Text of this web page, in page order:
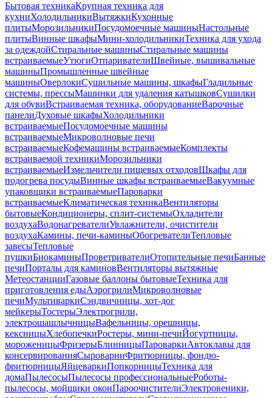
Бытовая техникаКрупная техника для
кухниХолодильникиВытяжкиКухонные
плитыМорозильникиПосудомоечные машиныНастольные
плитыВинные шкафыМини-холодильникиТехника для ухода
за одеждойСтиральные машиныСтиральные машины
встраиваемыеУтюгиОтпаривателиШвейные, вышивальные
машиныПромышленные швейные
машиныОверлокиСушильные машины, шкафыГладильные
системы, прессыМашинки для удаления катышковСушилки
для обувиВстраиваемая техника, оборудованиеВарочные
панелиДуховые шкафыХолодильники
встраиваемыеПосудомоечные машины
встраиваемыеМикроволновые печи
встраиваемыеКофемашины встраиваемыеКомплекты
встраиваемой техникиМорозильники
встраиваемыеИзмельчители пищевых отходовШкафы для
подогрева посудыВинные шкафы встраиваемыеВакуумные
упаковщики встраиваемыеПароварки
встраиваемыеКлиматическая техникаВентиляторы
бытовыеКондиционеры, сплит-системыОхладители
воздухаВодонагревателиУвлажнители, очистители
воздухаКамины, печи-каминыОбогревателиТепловые
завесыТепловые
пушкиБиокаминыПроветривателиОтопительные печиБанные
печиПорталы для каминовВентиляторы вытяжные
МетеостанцииГазовые баллоны бытовыеТехника для
приготовления едыАэрогрилиМикроволновые
печиМультиваркиСэндвичницы, хот-дог
мейкерыТостерыЭлектрогрили,
электрошашлычницыВафельницы, орешницы,
кексницыХлебопечкиРостеры, мини-печиЙогуртницы,
мороженицыФризерыБлинницыПароваркиАвтоклавы для
консервированияСыроварниФритюрницы, фондю-
фритюрницыЯйцеваркиПопкорницыТехника для
домаПылесосыПылесосы профессиональныеРоботы-
пылесосы, мойщики оконПароочистителиЭлектровеники,